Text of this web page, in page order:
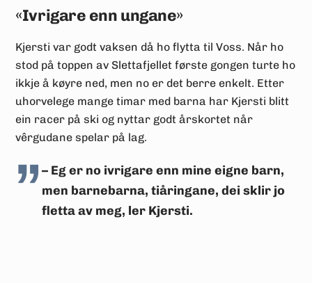
«Ivrigare enn ungane»
Kjersti var godt vaksen då ho flytta til Voss. Når ho
stod på toppen av Slettafjellet første gongen turte ho
ikkje å køyre ned, men no er det berre enkelt. Etter
uhorvelege mange timar med barna har Kjersti blitt
ein racer på ski og nyttar godt årskortet når
vêrgudane spelar på lag.
– Eg er no ivrigare enn mine eigne barn,
men barnebarna, tiåringane, dei sklir jo
fletta av meg, ler Kjersti.